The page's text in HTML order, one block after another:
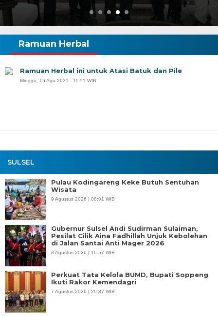
SULSEL
Pulau Kodingareng Keke Butuh Sentuhan
Wisata
9 Agustus 2026 | 08:01 WIB
Gubernur Sulsel Andi Sudirman Sulaiman,
Pesilat Cilik Aina Fadhillah Unjuk Kebolehan
di Jalan Santai Anti Mager 2026
8 Agustus 2026 | 16:57 WIB
Perkuat Tata Kelola BUMD, Bupati Soppeng
Ikuti Rakor Kemendagri
7 Agustus 2026 | 20:37 WIB
Ramuan Herbal
Ramuan Herbal ini untuk Atasi Batuk dan Pile
Minggu, 15 Agu 2021 - 11:51 WIB